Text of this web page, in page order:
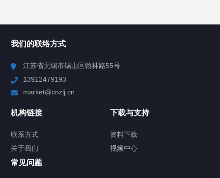
Chiller高精度制冷循环器
TCU温度控制单元
我们的联络方式
江苏省无锡市锡山区翰林路55号
13912479193
market@cnzlj.cn
机构链接
联系方式
关于我们
下载与支持
资料下载
视频中心
常见问题